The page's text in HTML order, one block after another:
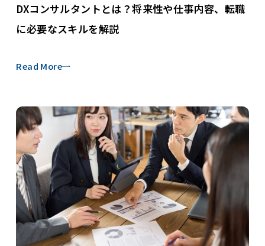
DXコンサルタントとは？将来性や仕事内容、転職
に必要なスキルを解説
Read More